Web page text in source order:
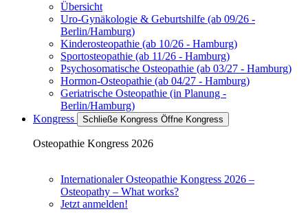
Übersicht
Uro-Gynäkologie & Geburtshilfe (ab 09/26 -
Berlin/Hamburg)
Kinderosteopathie (ab 10/26 - Hamburg)
Sportosteopathie (ab 11/26 - Hamburg)
Psychosomatische Osteopathie (ab 03/27 - Hamburg)
Hormon-Osteopathie (ab 04/27 - Hamburg)
Geriatrische Osteopathie (in Planung -
Berlin/Hamburg)
Kongress
Schließe Kongress Öffne Kongress
Osteopathie Kongress 2026
Internationaler Osteopathie Kongress 2026 –
Osteopathy – What works?
Jetzt anmelden!